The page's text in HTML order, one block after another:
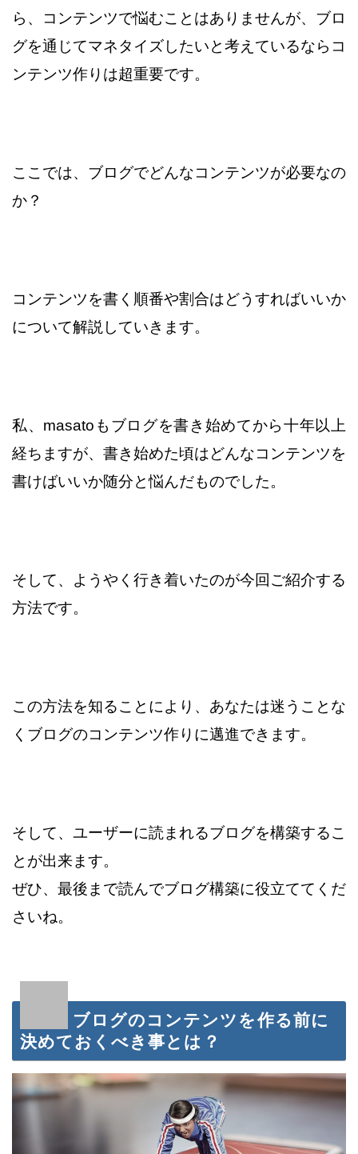
ら、
コンテンツで悩むことはありませんが、ブロ
グを通じてマネタイズしたいと考えているならコ
ンテンツ作りは超重要です。
ここでは、ブログでどんなコンテンツが必要なの
か？
コンテンツを書く順番や割合はどうすればいいか
について解説していきます。
私、masatoもブログを書き始めてから十年以上
経ちますが、 書き始めた頃はどんなコンテンツを
書けばいいか随分と悩んだものでした。
そして、ようやく行き着いたのが今回ご紹介する
方法です。
この方法を知ることにより、あなたは迷うことな
くブログのコンテンツ作りに邁進できます。
そして、ユーザーに読まれるブログを構築するこ
とが出来ます。
ぜひ、最後まで読んでブログ構築に役立ててくだ
さいね。
ブログのコンテンツを作る前に
決めておくべき事とは？